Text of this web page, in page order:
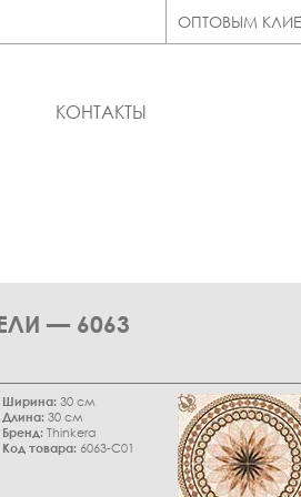
ОПТОВЫМ
КОНТАКТЫ
— 6063
Ширина: 30 см
Длина: 30 см
Бренд: Thinkera
Код товара: 6063-C01